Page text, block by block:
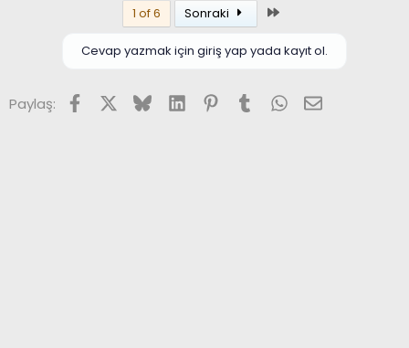
1 of 6 Sonraki
Cevap yazmak için giriş yap yada kayıt ol.
Paylaş: FacebookX (Twitter)
BlueskyLinkedInPinterest
TumblrWhatsApp
E-posta